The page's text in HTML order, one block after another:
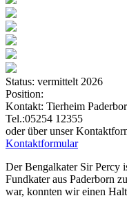
Status: vermittelt 2026
Position:
Kontakt: Tierheim
Tel.:05254 12355
oder über unser
Kontaktformular
Der Bengalkater Sir Percy
Fundkater aus Paderborn
war, konnten wir einen